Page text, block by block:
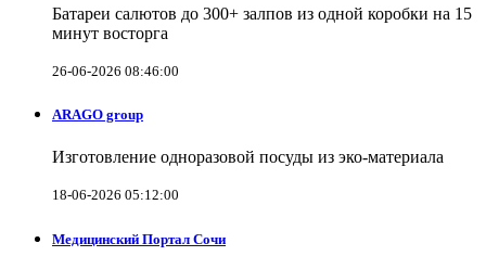
Батареи салютов до 300+ залпов из одной коробки на 15
минут восторга
26-06-2026 08:46:00
ARAGO group
Изготовление одноразовой посуды из эко-материала
18-06-2026 05:12:00
Медицинский Портал Сочи